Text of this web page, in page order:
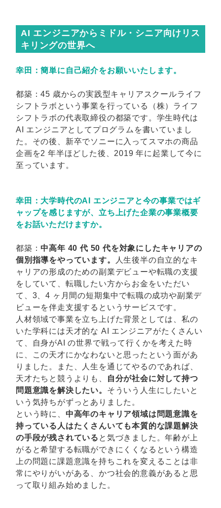
AI エンジニアからミドル・シニア向けリス
キリングの世界へ
幸田：簡単に自己紹介をお願いいたします。
都築：45 歳からの実践型キャリアスクールライフ
シフトラボという事業を行っている（株）ライフ
シフトラボの代表取締役の都築です。学生時代は
AI エンジニアとしてプログラムを書いていまし
た。その後、新卒でソニーに入ってスマホの商品
企画を2 年半ほどした後、2019 年に起業して今に
至っています。
幸田：大学時代のAI エンジニアと今の事業ではギ
ャップを感じますが、立ち上げた企業の事業概要
をお話いただけますか。
都築： 中高年 40 代 50 代を対象にしたキャリアの
個別指導をやっています。
人生後半の自立的なキ
ャリアの形成のための副業デビューや転職の支援
をしていて、転職したい方からお金をいただい
て、3、4 ヶ月間の短期集中で転職の成功や副業デ
ビューを伴走支援するというサービスです。
人材領域で事業を立ち上げた背景としては、私の
いた学科には天才的な AI エンジニアがたくさんい
て、自身がAI の世界で戦って行くかを考えた時
に、この天才にかなわないと思ったという面があ
りました。また、人生を通じてやるのであれば、
天才たちと競うよりも、
自分が社会に対して持つ
問題意識を解決したい。 そういう人生にしたいと
いう気持ちがずっとありました。
という時に、 中高年のキャリア領域は問題意識を
持っている人はたくさんいても本質的な課題解決
の手段が残されている と気づきました。年齢が上
がると希望する転職ができにくくなるという構造
上の問題に課題意識を持ちこれを変えることは非
常にやりがいがある、かつ社会的意義があると思
って取り組み始めました。